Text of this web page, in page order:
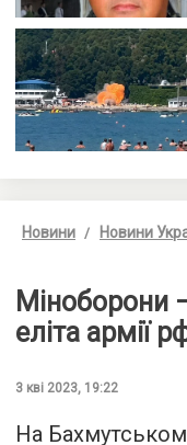
Новини Новини
Міноборони
еліта армії
3 кві 2023, 19:22
На